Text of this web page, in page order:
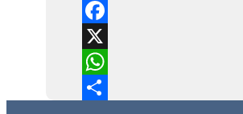
F
a
c
X
W